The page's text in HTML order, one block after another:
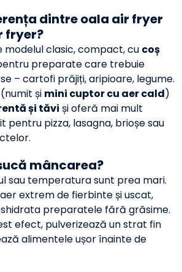
dintre oala air fryer
fryer?
modelul clasic, compact, cu coș
preparate care trebuie
– cartofi prăjiți, aripioare, legume.
și mini cuptor cu aer cald)
și tăvi și oferă mai mult
pentru pizza, lasagna, brioșe sau
mâncarea?
sau temperatura sunt prea mari.
extrem de fierbinte și uscat,
preparatele fără grăsime.
efect, pulverizează un strat fin
alimentele ușor înainte de